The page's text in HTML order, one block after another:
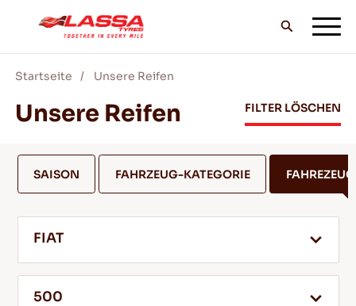
ALLE LASSA REIFEN
BLOG & VIDEOS
Startseite Unsere Reifen
Unsere Reifen FILTER LÖSCHEN
SAISON FAHRZEUG-KATEGORIE
FIAT
500